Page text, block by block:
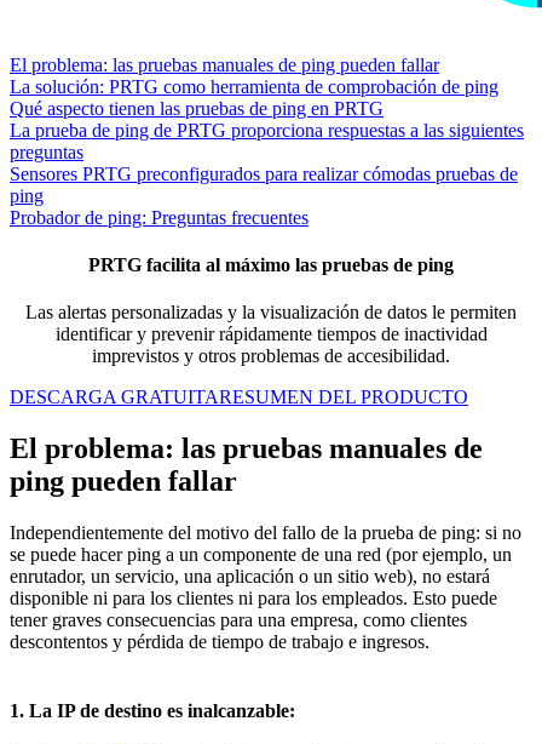
El problema: las pruebas manuales de ping pueden fallar
La solución: PRTG como herramienta de comprobación de ping
Qué aspecto tienen las pruebas de ping en PRTG
La prueba de ping de PRTG proporciona respuestas a las siguientes
preguntas
Sensores PRTG preconfigurados para realizar cómodas pruebas de
ping
Probador de ping: Preguntas frecuentes
PRTG facilita al máximo las pruebas de ping
Las alertas personalizadas y la visualización de datos le permiten
identificar y prevenir rápidamente tiempos de inactividad
imprevistos y otros problemas de accesibilidad.
DESCARGA GRATUITARESUMEN DEL PRODUCTO
El problema: las pruebas manuales de
ping pueden fallar
Independientemente del motivo del fallo de la prueba de ping: si no
se puede hacer ping a un componente de una red (por ejemplo, un
enrutador, un servicio, una aplicación o un sitio web), no estará
disponible ni para los clientes ni para los empleados. Esto puede
tener graves consecuencias para una empresa, como clientes
descontentos y pérdida de tiempo de trabajo e ingresos.
1. La IP de destino es inalcanzable: